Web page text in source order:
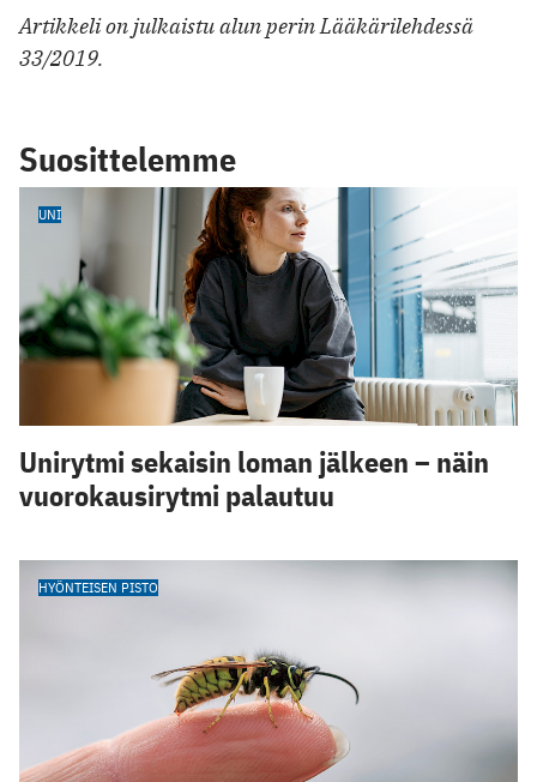
Artikkeli on julkaistu alun perin Lääkärilehdessä
33/2019.
Suosittelemme
UNI
Unirytmi sekaisin loman jälkeen – näin
vuorokausirytmi palautuu
HYÖNTEISEN PISTO